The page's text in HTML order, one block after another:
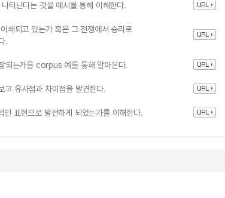
타난다는 것을 예시를 통해 이해한다.
해되고 있는가 혹은 그 전쟁에서 승리로
.
되는가를 corpus 예를 통해 알아본다.
고 유사점과 차이점을 발견한다.
표현으로 발전하게 되었는가를 이해한다.